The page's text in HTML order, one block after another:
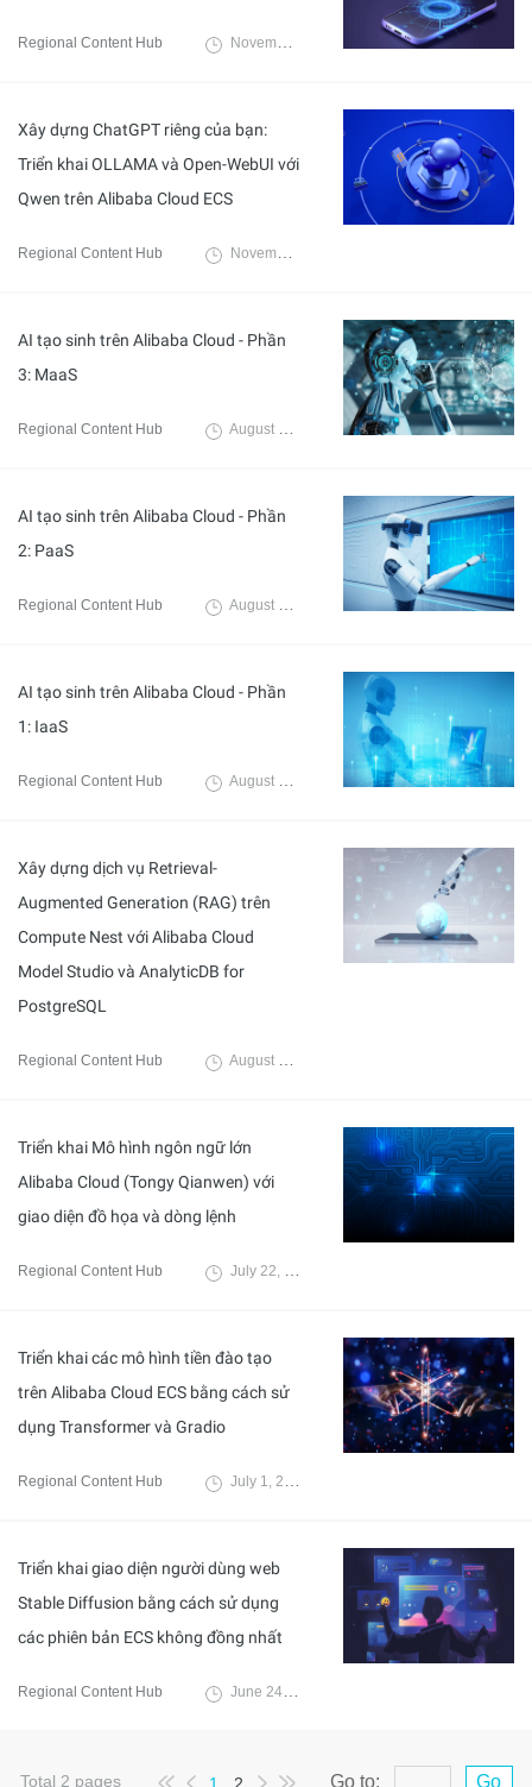
Regional Content Hub November 18, 2024
Xây dựng ChatGPT riêng của bạn:
Triển khai OLLAMA và Open-WebUI với
Qwen trên Alibaba Cloud ECS
Regional Content Hub November 4, 2024
AI tạo sinh trên Alibaba Cloud - Phần
3: MaaS
Regional Content Hub August 29, 2024
AI tạo sinh trên Alibaba Cloud - Phần
2: PaaS
Regional Content Hub August 29, 2024
AI tạo sinh trên Alibaba Cloud - Phần
1: IaaS
Regional Content Hub August 29, 2024
Xây dựng dịch vụ Retrieval-
Augmented Generation (RAG) trên
Compute Nest với Alibaba Cloud
Model Studio và AnalyticDB for
PostgreSQL
Regional Content Hub August 5, 2024
Triển khai Mô hình ngôn ngữ lớn
Alibaba Cloud (Tongy Qianwen) với
giao diện đồ họa và dòng lệnh
Regional Content Hub July 22, 2024
Triển khai các mô hình tiền đào tạo
trên Alibaba Cloud ECS bằng cách sử
dụng Transformer và Gradio
Regional Content Hub July 1, 2024
Triển khai giao diện người dùng web
Stable Diffusion bằng cách sử dụng
các phiên bản ECS không đồng nhất
Regional Content Hub June 24, 2024
Total 2 pages Go to: Go